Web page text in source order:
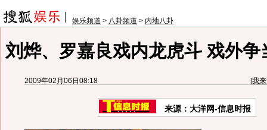
娱乐频道 > 八卦频道 > 内地八卦
刘烨、罗嘉良戏内龙虎斗 戏外争
2009年02月06日08:18 [我
来源： 大洋网-信息时报